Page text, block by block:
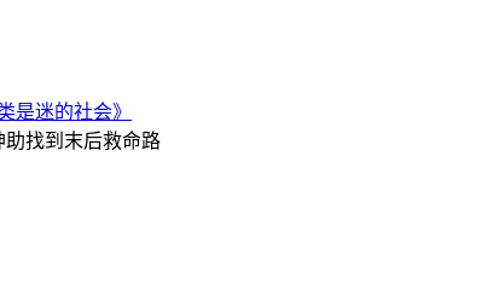
是迷的社会》
助找到末后救命路